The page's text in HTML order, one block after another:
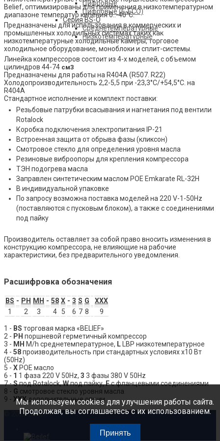
Цифровые
Цифровые (E-ECO)
Серия BS-O
Среднетемпературные
Низкотемпературные
Belief, оптимизированы для применения в низкотемпературном
диапазоне температур кипения 0..-40°C.
Предназначены для использования в коммерческих и
промышленных холодильных системах таких как
низкотемпературные холодильные камеры, торговое
холодильное оборудование, моноблоки и сплит-системы.
Линейка компрессоров состоит из 4-х моделей, с объемом
цилиндров 44-74 см3
Предназначены для работы на R404A (R507. R22)
Холодопроизводительность 2,2-5,5 при -23,3°C/+54,5°C. на
R404A
Стандартное исполнение и комплект поставки:
Резьбовые патрубки всасывания и нагнетания под вентили
Rotalock
Коробка подключения электропитания IP-21
Встроенная защита от обрыва фазы (кликсон)
Смотровое стекло для определения уровня масла
Резиновые виброопоры для крепления компрессора
ТЭН подогрева масла
Заправлен синтетическим маслом POE Emkarate RL-32H
В индивидуальной упаковке
По запросу возможна поставка моделей на 220 V-1-50Hz
(поставляются с пусковым блоком), а также с соединениями
под пайку
Производитель оставляет за собой право вносить изменения в
конструкцию компрессора, не влияющие на рабочие
характеристики, без предварительного уведомления.
Расшифровка обозначения
BS - PH MH - 58 X - 3 S G
XXX
1
2 3 4 5 6 7 8 9
1 - BS торговая марка «BELIEF»
2 - PH поршневой герметичный компрессор
3 - MH M/h среднетемпературное, L LBP низкотемпературное
4 - 58производительность при стандартных условиях x10 Вт
(50Hz)
5 - X POE масло
6 - 1 1 фаза 220 V 50Hz, 3 3 фазы 380 V 50Hz
7 -Sпод Rotalock,Wпод пайку,Fс фланцевыми соединениями
8 - G cмотровое стекло уровня масла
9 - XXXдополнительные опции
2026Belief
Мы используем cookies для улучшения работы сайта.
Продолжая, вы соглашаетесь с их использованием.
Принять